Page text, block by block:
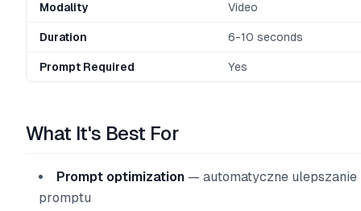
Modality Video
Duration 6-10 seconds
Prompt Required Yes
What It's Best For
Prompt optimization — automatyczne ulepszanie
promptu